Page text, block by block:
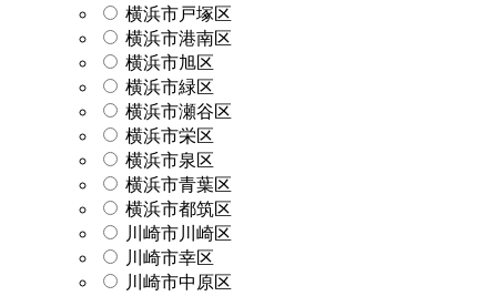
横浜市戸塚区
横浜市港南区
横浜市旭区
横浜市緑区
横浜市瀬谷区
横浜市栄区
横浜市泉区
横浜市青葉区
横浜市都筑区
川崎市川崎区
川崎市幸区
川崎市中原区